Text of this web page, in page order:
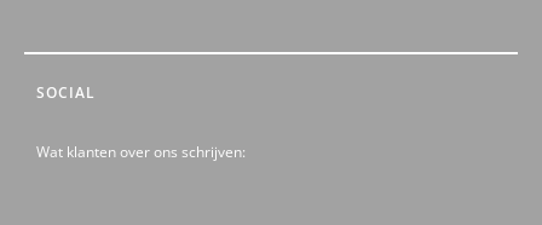
SOCIAL
Wat klanten over ons schrijven: